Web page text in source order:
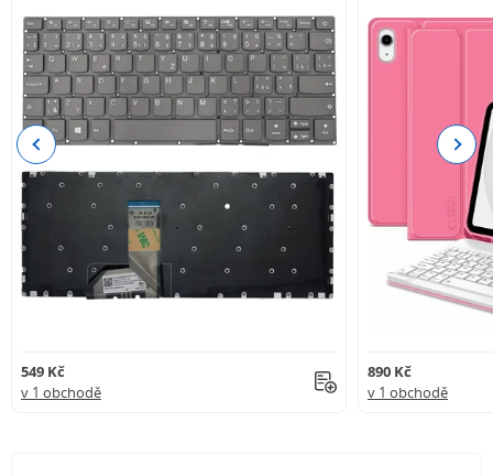
549 Kč
v 1 obchodě
890 Kč
v 1 obchodě
Previous Next